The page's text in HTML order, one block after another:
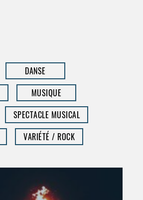
DANSE
MUSIQUE
SPECTACLE MUSICAL
VARIÉTÉ / ROCK